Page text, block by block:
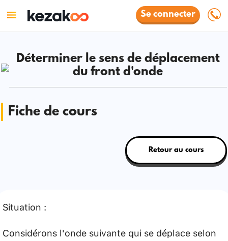
Se connecter
Déterminer le sens de déplacement
du front d'onde
Fiche de cours
Retour au cours
Situation :
Considérons l'onde suivante qui se déplace selon